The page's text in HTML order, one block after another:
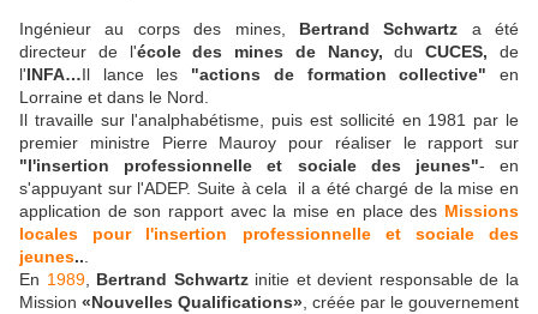
Ingénieur au corps des mines, Bertrand Schwartz a été
directeur de l'école des mines de Nancy,duCUCES,de
l'INFA…Il lance les "actions de formation collective"en
Lorraine et dans le Nord.
Il travaille sur l'analphabétisme, puis est sollicité en 1981 par le
premier ministre Pierre Mauroy pour réaliser le rapport sur
"l'insertion professionnelle et sociale des jeunes"- en
s'appuyant sur l'ADEP. Suite à cela il a été chargé de la mise en
application de son rapport avec la mise en place des Missions
locales pour l'insertion professionnelle et sociale des
jeunes...
En 1989, Bertrand Schwartzinitie et devient responsable de la
Mission «Nouvelles Qualifications», créée par le gouvernement